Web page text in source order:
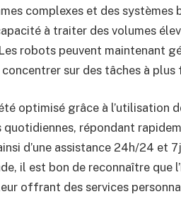
complexes et des systèmes
à traiter des volumes
robots peuvent maintenant
sur des tâches à
optimisé grâce à l’utilisation
répondant
d’une assistance 24h/24 et
il est bon de reconnaître que l’
offrant des services